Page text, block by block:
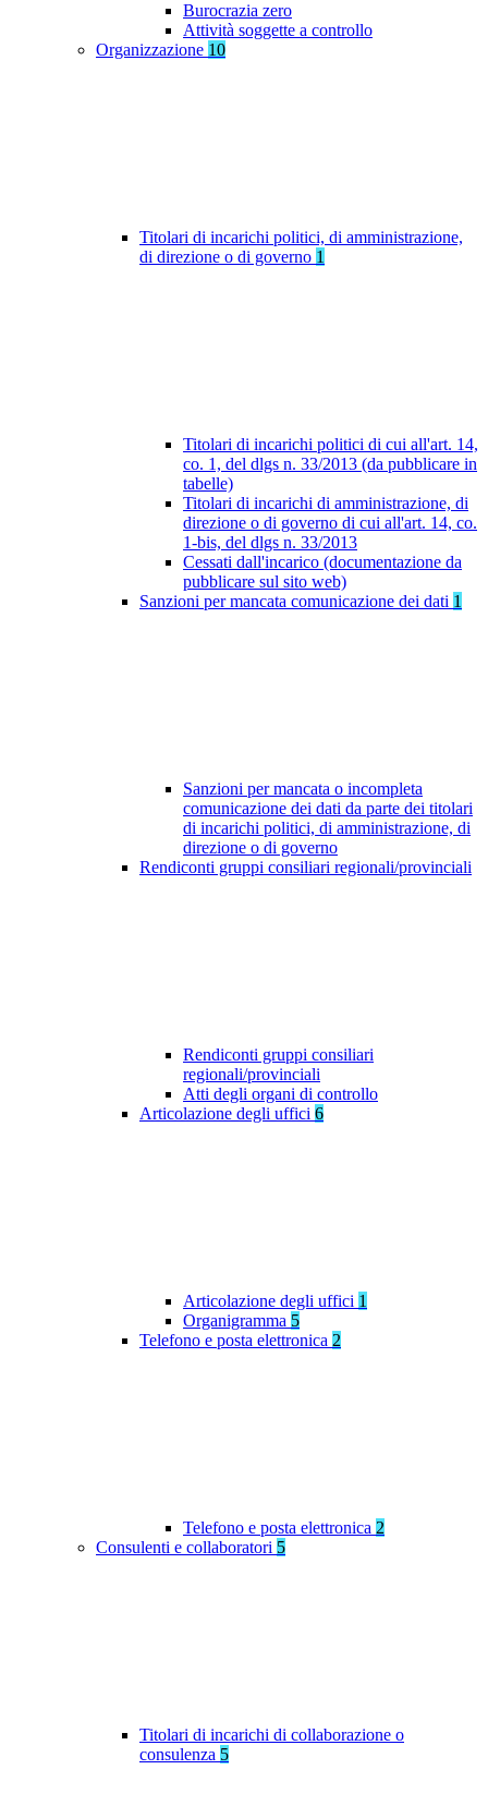
Burocrazia zero
Attività soggette a controllo
Organizzazione 10
Titolari di incarichi politici, di amministrazione,
di direzione o di governo 1
Titolari di incarichi politici di cui all'art. 14,
co. 1, del dlgs n. 33/2013 (da pubblicare in
tabelle)
Titolari di incarichi di amministrazione, di
direzione o di governo di cui all'art. 14, co.
1-bis, del dlgs n. 33/2013
Cessati dall'incarico (documentazione da
pubblicare sul sito web)
Sanzioni per mancata comunicazione dei dati 1
Sanzioni per mancata o incompleta
comunicazione dei dati da parte dei titolari
di incarichi politici, di amministrazione, di
direzione o di governo
Rendiconti gruppi consiliari regionali/provinciali
Rendiconti gruppi consiliari
regionali/provinciali
Atti degli organi di controllo
Articolazione degli uffici 6
Articolazione degli uffici 1
Organigramma 5
Telefono e posta elettronica 2
Telefono e posta elettronica 2
Consulenti e collaboratori 5
Titolari di incarichi di collaborazione o
consulenza 5